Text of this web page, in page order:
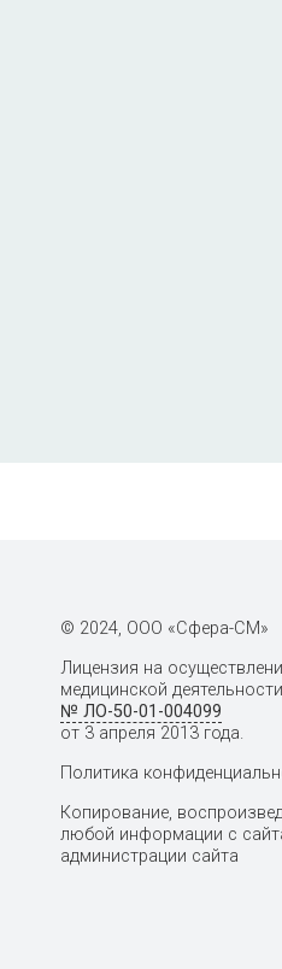
Иммуноблот
CENP B, RP
Антитела к
Антитела к
Антитела к
© 2024, ООО «Сфера-СМ»
Лицензия на
медицинской деятельности
№ ЛО-50-01-004099
от 3 апреля 2013 года.
Политика
Копирование,
любой информации с
администрации сайта